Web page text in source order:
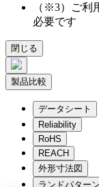
（※3）ご利
必要です
閉じる
製品比較
データシート
Reliability
RoHS
REACH
外形寸法図
ランドパターン